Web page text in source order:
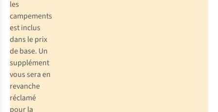
les
campements
est inclus
dans le prix
de base. Un
supplément
vous sera en
revanche
réclamé
pour la